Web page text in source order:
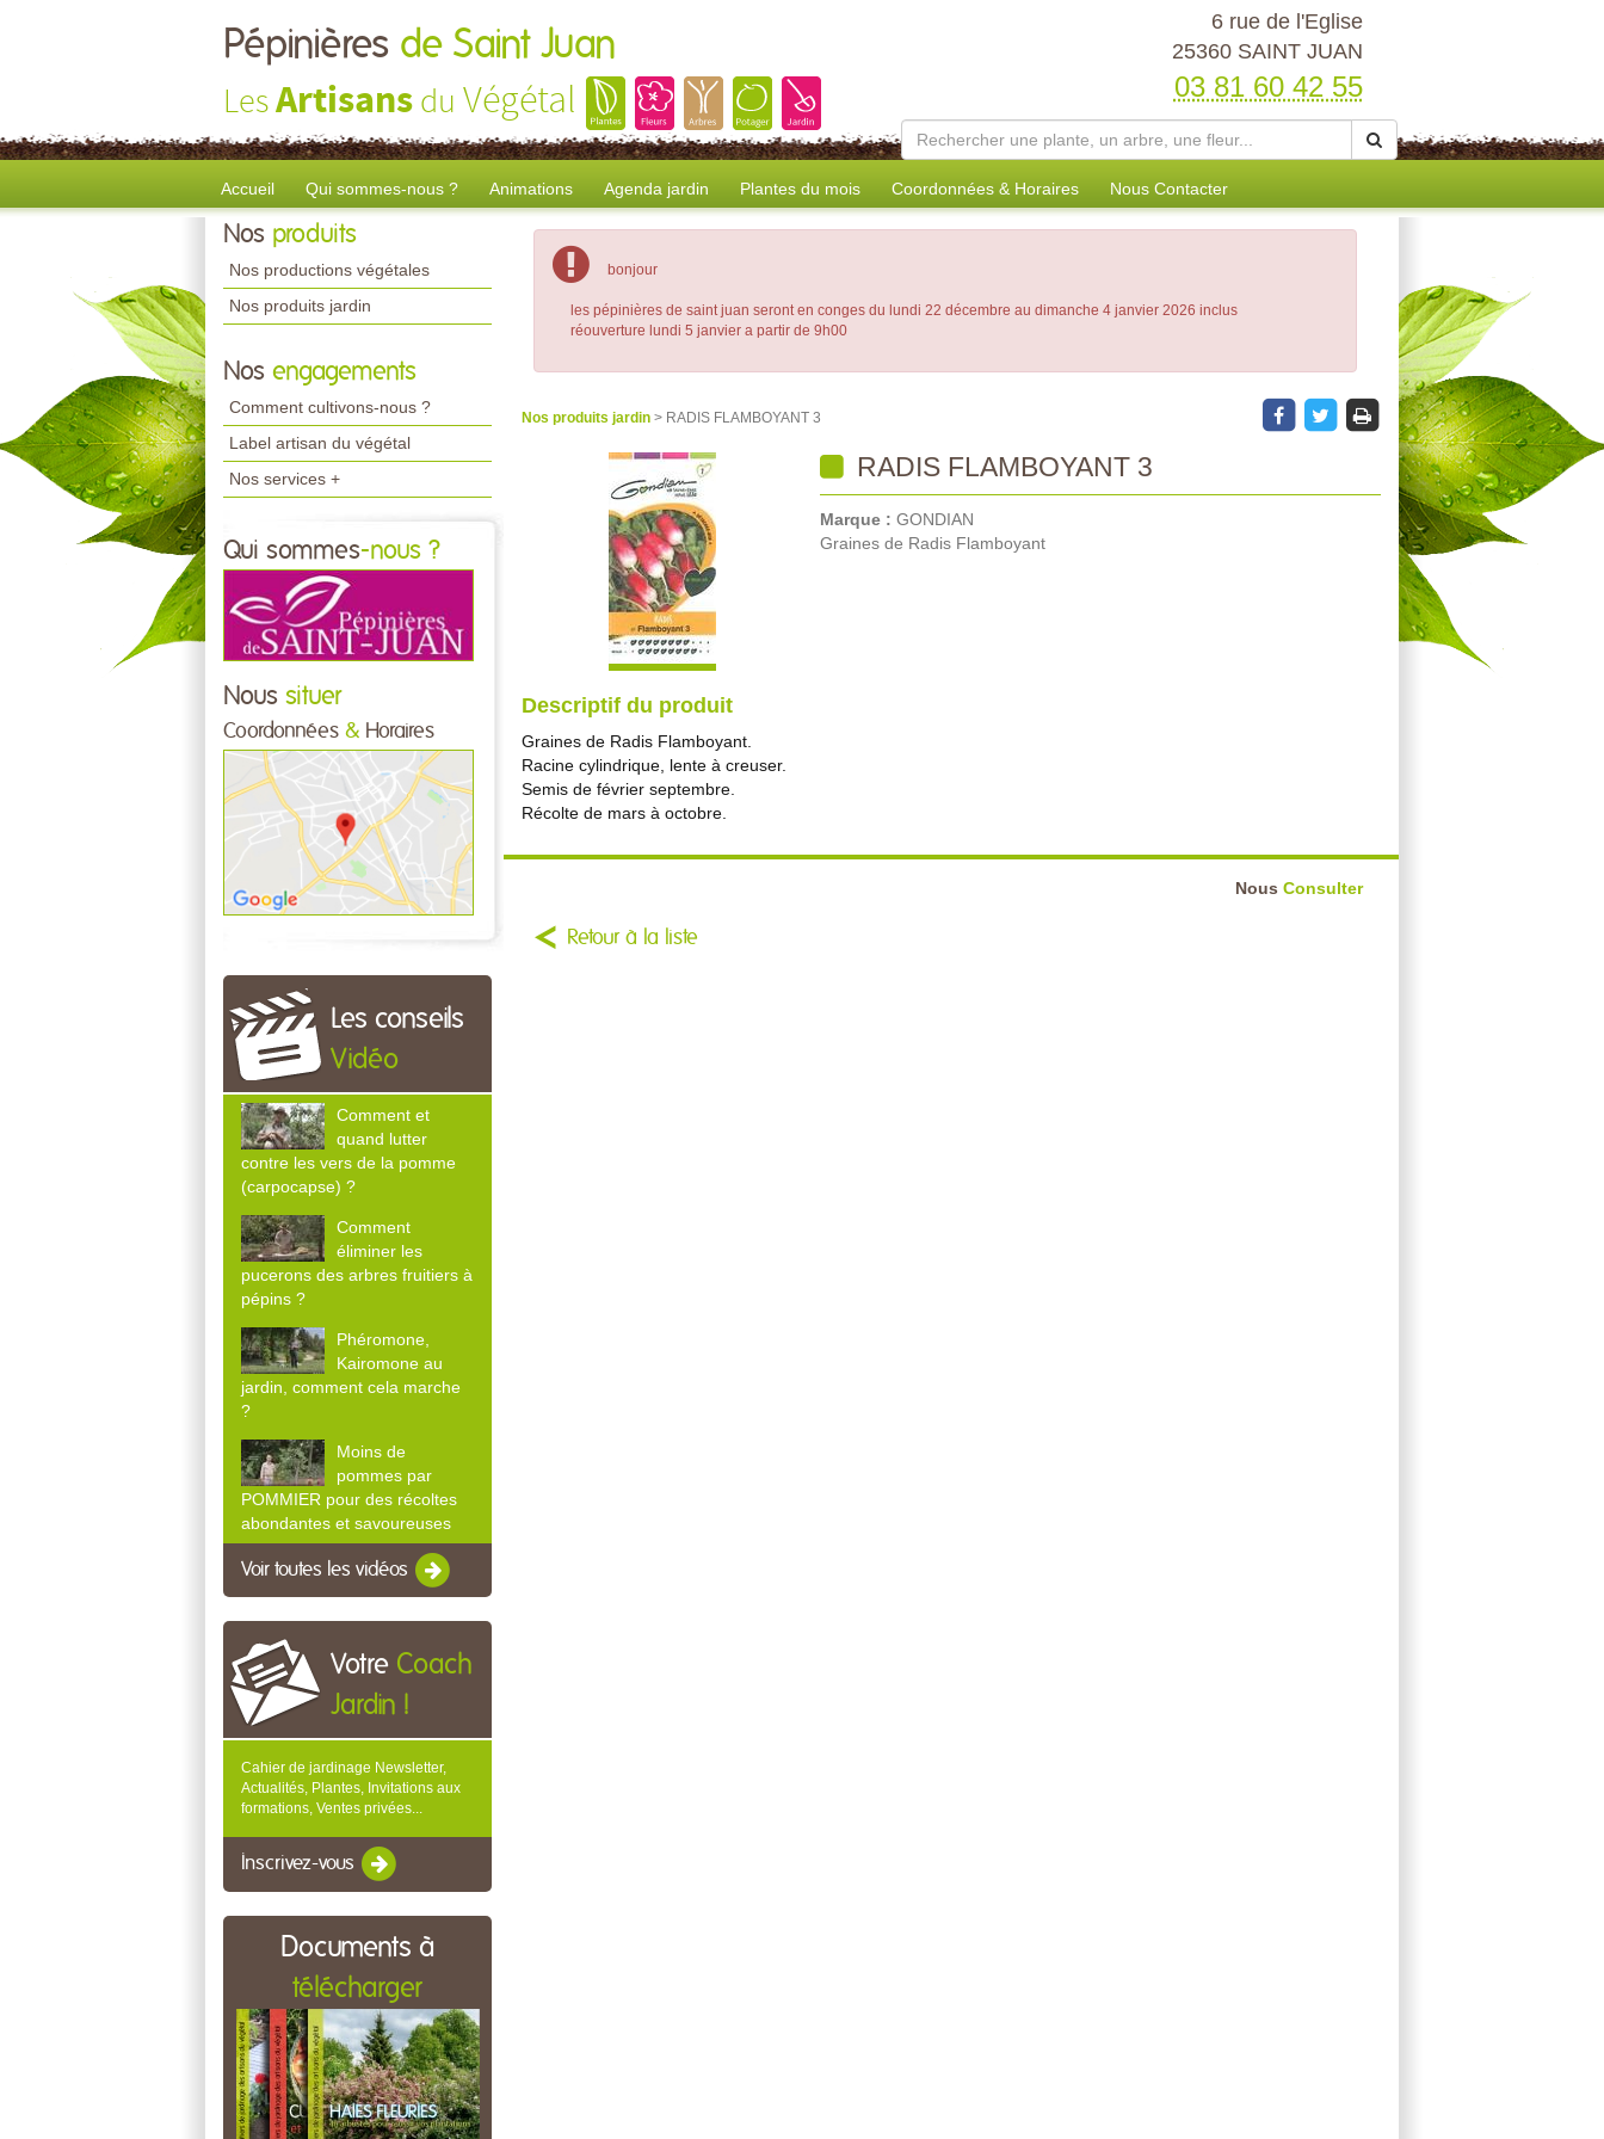
Pépinières de Saint Juan
LesArtisans du Végétal
6 rue de l'Eglise
25360 SAINT JUAN
03 81 60 42 55
Accueil Qui sommes-nous ? Animations Agenda jardin Plantes du mois Coordonnées & Horaires Nous Contacter
Nos produits
Nos productions végétales
Nos produits jardin
Nos engagements
Comment cultivons-nous ?
Label artisan du végétal
Nos services +
Qui sommes-nous ?
Nous situer
Coordonnées & Horaires
Les conseils
Vidéo
Comment et
quand lutter
contre les vers de la pomme
(carpocapse) ?
Comment
éliminer les
pucerons des arbres fruitiers à
pépins ?
Phéromone,
Kairomone au
jardin, comment cela marche
?
Moins de
pommes par
POMMIER pour des récoltes
abondantes et savoureuses
Voir toutes les vidéos
Votre Coach
Jardin !
Cahier de jardinage Newsletter,
Actualités, Plantes, Invitations aux
formations, Ventes privées...
Inscrivez-vous
Documents à
télécharger
bonjour
les pépinières de saint juan seront en conges du lundi 22 décembre au dimanche 4 janvier 2026 inclus
réouverture lundi 5 janvier a partir de 9h00
Nos produits jardin > RADIS FLAMBOYANT 3
RADIS FLAMBOYANT 3
Marque : GONDIAN
Graines de Radis Flamboyant
Descriptif du produit
Graines de Radis Flamboyant.
Racine cylindrique, lente à creuser.
Semis de février septembre.
Récolte de mars à octobre.
Nous Consulter
Retour à la liste